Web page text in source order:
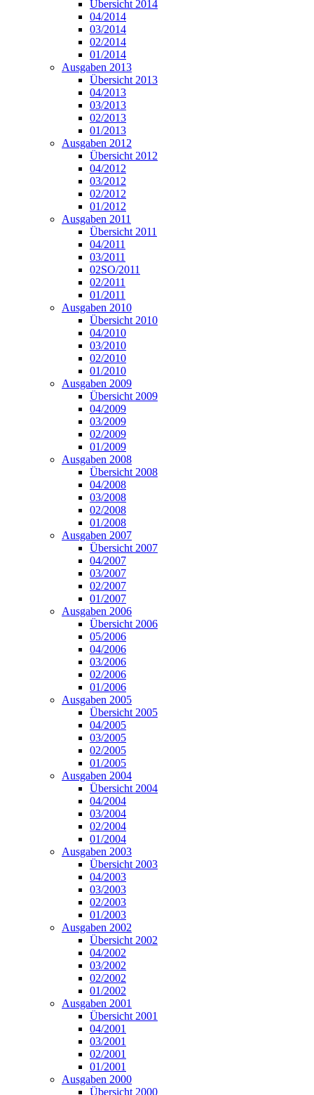
Übersicht 2014
04/2014
03/2014
02/2014
01/2014
Ausgaben 2013
Übersicht 2013
04/2013
03/2013
02/2013
01/2013
Ausgaben 2012
Übersicht 2012
04/2012
03/2012
02/2012
01/2012
Ausgaben 2011
Übersicht 2011
04/2011
03/2011
02SO/2011
02/2011
01/2011
Ausgaben 2010
Übersicht 2010
04/2010
03/2010
02/2010
01/2010
Ausgaben 2009
Übersicht 2009
04/2009
03/2009
02/2009
01/2009
Ausgaben 2008
Übersicht 2008
04/2008
03/2008
02/2008
01/2008
Ausgaben 2007
Übersicht 2007
04/2007
03/2007
02/2007
01/2007
Ausgaben 2006
Übersicht 2006
05/2006
04/2006
03/2006
02/2006
01/2006
Ausgaben 2005
Übersicht 2005
04/2005
03/2005
02/2005
01/2005
Ausgaben 2004
Übersicht 2004
04/2004
03/2004
02/2004
01/2004
Ausgaben 2003
Übersicht 2003
04/2003
03/2003
02/2003
01/2003
Ausgaben 2002
Übersicht 2002
04/2002
03/2002
02/2002
01/2002
Ausgaben 2001
Übersicht 2001
04/2001
03/2001
02/2001
01/2001
Ausgaben 2000
Übersicht 2000